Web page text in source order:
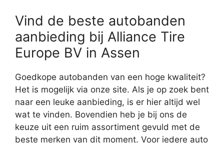
Vind de beste autobanden
aanbieding bij Alliance Tire
Europe BV in Assen
Goedkope autobanden van een hoge kwaliteit?
Het is mogelijk via onze site. Als je op zoek bent
naar een leuke aanbieding, is er hier altijd wel
wat te vinden. Bovendien heb je bij ons de
keuze uit een ruim assortiment gevuld met de
beste merken van dit moment. Voor iedere auto